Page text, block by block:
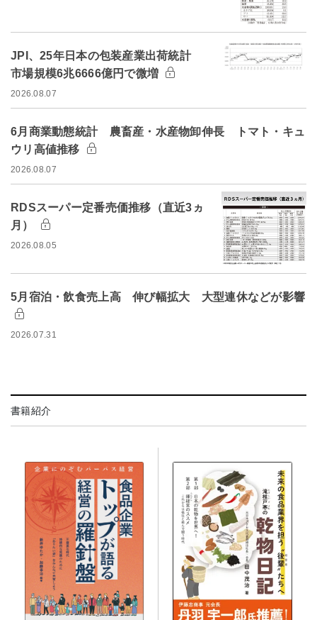
JPI、25年日本の包装産業出荷統計
市場規模6兆6666億円で微増
2026.08.07
6月商業動態統計 農畜産・水産物卸伸長 トマト・キュ
ウリ高値推移
2026.08.07
RDSスーパー定番売価推移（直近3ヵ
月）
2026.08.05
5月宿泊・飲食売上高 伸び幅拡大 大型連休などが影響
2026.07.31
書籍紹介